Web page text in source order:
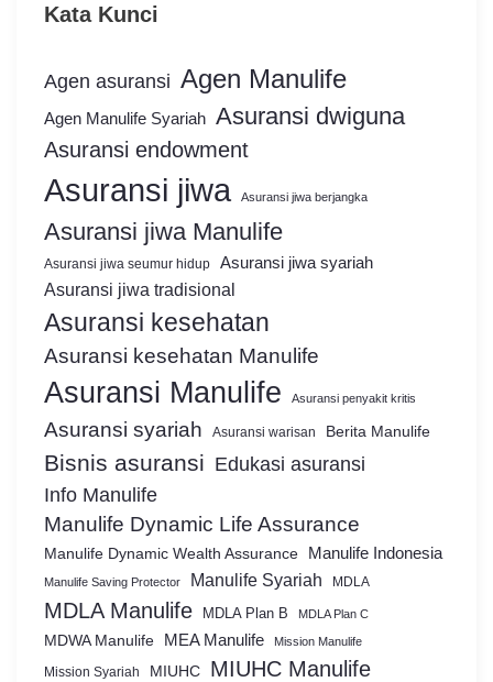
Kata Kunci
Agen asuransi Agen Manulife
Agen Manulife Syariah Asuransi dwiguna
Asuransi endowment
Asuransi jiwa Asuransi jiwa berjangka
Asuransi jiwa Manulife
Asuransi jiwa seumur hidup Asuransi jiwa syariah
Asuransi jiwa tradisional
Asuransi kesehatan
Asuransi kesehatan Manulife
Asuransi Manulife Asuransi penyakit kritis
Asuransi syariah Asuransi warisan Berita Manulife
Bisnis asuransi Edukasi asuransi
Info Manulife
Manulife Dynamic Life Assurance
Manulife Dynamic Wealth Assurance Manulife Indonesia
Manulife Saving Protector Manulife Syariah MDLA
MDLA Manulife MDLA Plan B MDLA Plan C
MDWA Manulife MEA Manulife Mission Manulife
Mission Syariah MIUHC MIUHC Manulife